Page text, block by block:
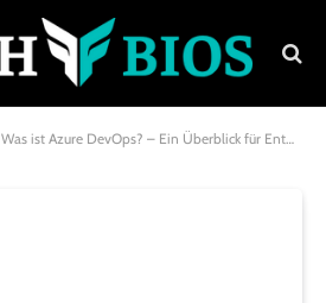
Was ist Azure DevOps? – Ein Überblick für Entwickler